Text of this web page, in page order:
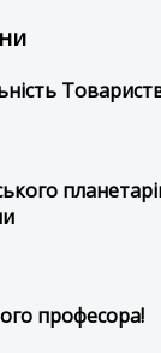
професора!